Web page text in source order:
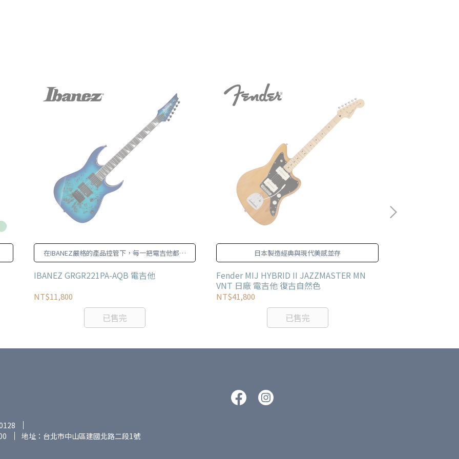
在IBANEZ嚴格的產品控管下，每一把電吉他都有
穩定且可依賴的品質
IBANEZ GRGR221PA-AQB 電吉他
NT$11,800
已售完
日本製造經典與現代美感並存
Fender MIJ HYBRID II JAZZMASTER MN
VNT 日廠 電吉他 復古自然色
NT$41,800
已售完
地址：台北市中山區建國北路二段1號